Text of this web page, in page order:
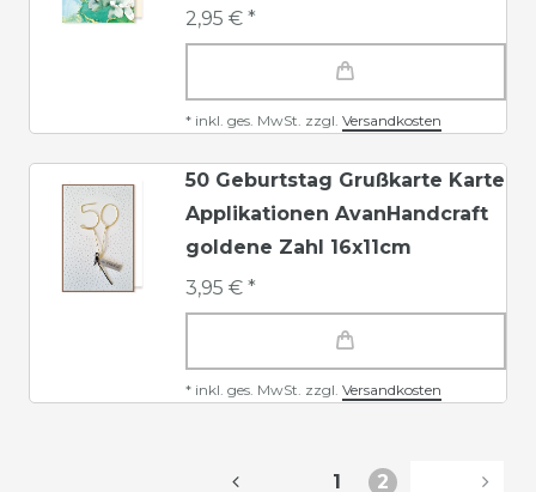
2,95 € *
* inkl. ges. MwSt. zzgl. Versandkosten
50 Geburtstag Grußkarte Karte
Applikationen AvanHandcraft
goldene Zahl 16x11cm
3,95 € *
* inkl. ges. MwSt. zzgl. Versandkosten
1 2